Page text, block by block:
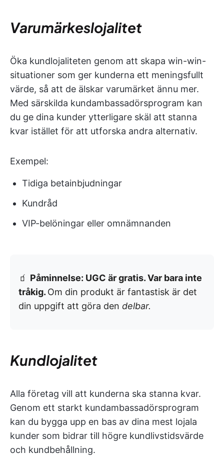
Varumärkeslojalitet
Öka kundlojaliteten genom att skapa win-win-
situationer som ger kunderna ett meningsfullt
värde, så att de älskar varumärket ännu mer.
Med särskilda kundambassadörsprogram kan
du ge dina kunder ytterligare skäl att stanna
kvar istället för att utforska andra alternativ.
Exempel:
Tidiga betainbjudningar
Kundråd
VIP-belöningar eller omnämnanden
🧃 Påminnelse: UGC är gratis. Var bara inte
tråkig. Om din produkt är fantastisk är det
din uppgift att göra den delbar.
Kundlojalitet
Alla företag vill att kunderna ska stanna kvar.
Genom ett starkt kundambassadörsprogram
kan du bygga upp en bas av dina mest lojala
kunder som bidrar till högre kundlivstidsvärde
och kundbehållning.